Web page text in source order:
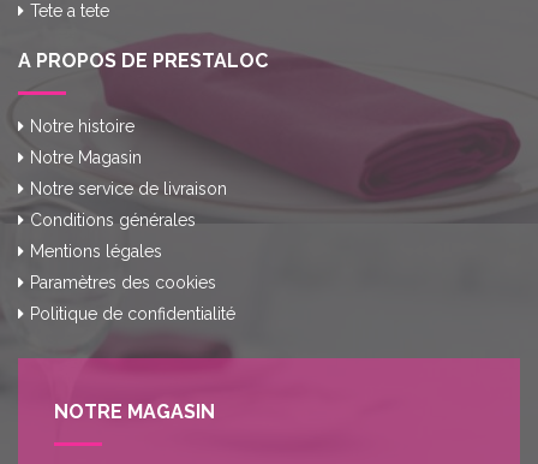
Tete a tete
A PROPOS DE PRESTALOC
Notre histoire
Notre Magasin
Notre service de livraison
Conditions générales
Mentions légales
Paramètres des cookies
Politique de confidentialité
NOTRE MAGASIN